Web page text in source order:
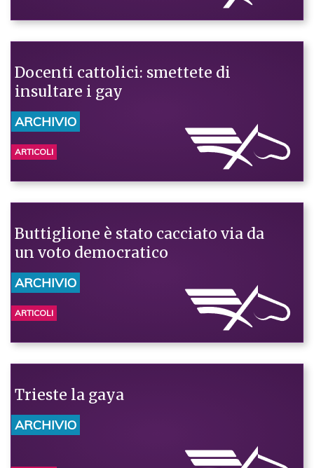
Docenti cattolici: smettete di
insultare i gay
ARCHIVIO
ARTICOLI
Buttiglione è stato cacciato via da
un voto democratico
ARCHIVIO
ARTICOLI
Trieste la gaya
ARCHIVIO